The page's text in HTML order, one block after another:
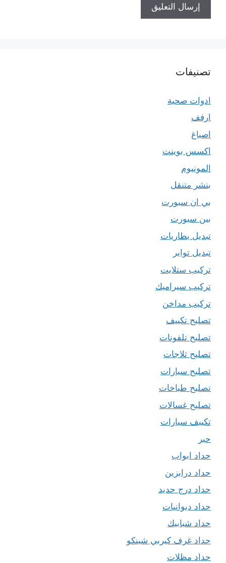
تصنيفات
ادوات صحية
ارفف
اصباغ
اكسس بوينت
المونيوم
بنشر متنقل
بي ان سبورت
بين سبورت
تبديل بطاريات
تبديل تواير
تركيب ستلايت
تركيب سيراميك
تركيب مداخن
تصليح تكييف
تصليح تلفونات
تصليح ثلاجات
تصليح سيارات
تصليح طباخات
تصليح غسالات
تكييف سيارات
حبر
حداد ابواب
حداد درابزين
حداد درج حديد
حداد ديوانيات
حداد شبابيك
حداد غرف كيربي شينكو
حداد مظلات